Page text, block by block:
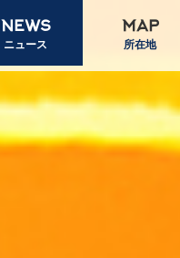
NEWS
ニュース
MAP
所在地